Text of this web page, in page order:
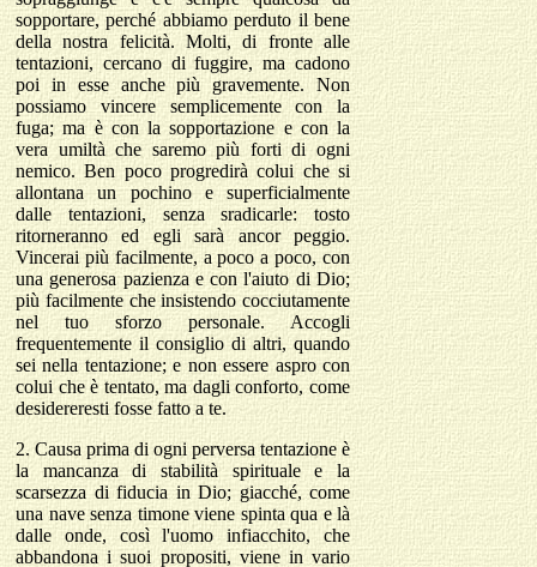
sopportare, perché abbiamo perduto il bene
della nostra felicità. Molti, di fronte alle
tentazioni, cercano di fuggire, ma cadono
poi in esse anche più gravemente. Non
possiamo vincere semplicemente con la
fuga; ma è con la sopportazione e con la
vera umiltà che saremo più forti di ogni
nemico. Ben poco progredirà colui che si
allontana un pochino e superficialmente
dalle tentazioni, senza sradicarle: tosto
ritorneranno ed egli sarà ancor peggio.
Vincerai più facilmente, a poco a poco, con
una generosa pazienza e con l'aiuto di Dio;
più facilmente che insistendo cocciutamente
nel tuo sforzo personale. Accogli
frequentemente il consiglio di altri, quando
sei nella tentazione; e non essere aspro con
colui che è tentato, ma dagli conforto, come
desidereresti fosse fatto a te.
2. Causa prima di ogni perversa tentazione è
la mancanza di stabilità spirituale e la
scarsezza di fiducia in Dio; giacché, come
una nave senza timone viene spinta qua e là
dalle onde, così l'uomo infiacchito, che
abbandona i suoi propositi, viene in vario